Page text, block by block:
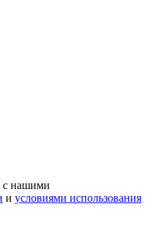
с нашими
и условиями использования